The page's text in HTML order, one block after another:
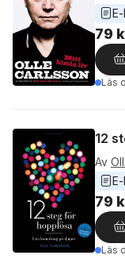
79
Läs
12
Av
79
Läs